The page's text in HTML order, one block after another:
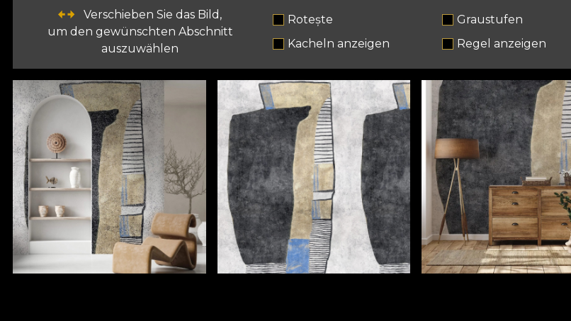
Verschieben Sie das Bild,
um den gewünschten Abschnitt
auszuwählen
Rotește
Graustufen
Kacheln anzeigen
Regel anzeigen